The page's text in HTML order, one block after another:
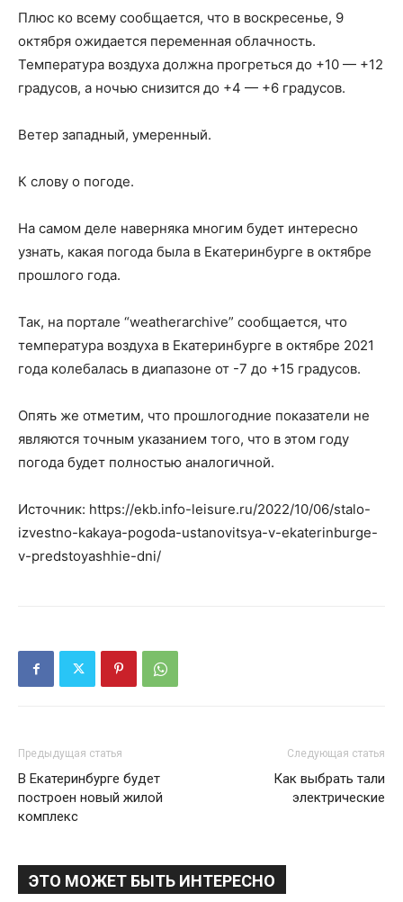
Плюс ко всему сообщается, что в воскресенье, 9
октября ожидается переменная облачность.
Температура воздуха должна прогреться до +10 — +12
градусов, а ночью снизится до +4 — +6 градусов.
Ветер западный, умеренный.
К слову о погоде.
На самом деле наверняка многим будет интересно
узнать, какая погода была в Екатеринбурге в октябре
прошлого года.
Так, на портале “weatherarchive” сообщается, что
температура воздуха в Екатеринбурге в октябре 2021
года колебалась в диапазоне от -7 до +15 градусов.
Опять же отметим, что прошлогодние показатели не
являются точным указанием того, что в этом году
погода будет полностью аналогичной.
Источник: https://ekb.info-leisure.ru/2022/10/06/stalo-
izvestno-kakaya-pogoda-ustanovitsya-v-ekaterinburge-
v-predstoyashhie-dni/
Предыдущая статья
В Екатеринбурге будет
построен новый жилой
комплекс
Следующая статья
Как выбрать тали
электрические
ЭТО МОЖЕТ БЫТЬ ИНТЕРЕСНО